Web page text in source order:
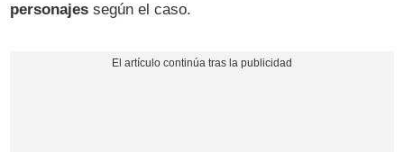
personajes según el caso.